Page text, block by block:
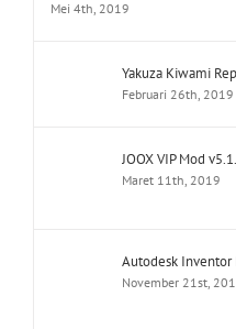
Mei 4th, 2019
Yakuza Kiwami
Februari 26th, 2019
JOOX VIP Mod
Maret 11th, 2019
Autodesk Inventor
November 21st,